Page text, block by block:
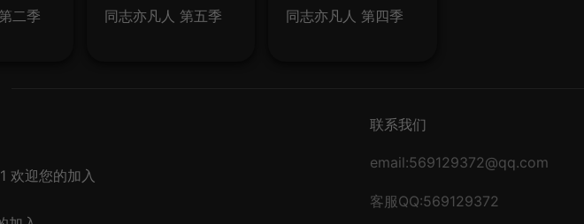
二季 同志亦凡人 第五季 同志亦凡人 第四季
欢迎您的加入
联系我们
email:569129372@qq.com
客服QQ:569129372